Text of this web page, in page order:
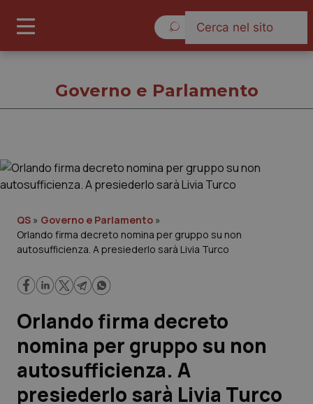
Governo e Parlamento
Regioni e Asl
Lavoro e Professioni
Scienza e Farmaci
Studi e Analisi
Governo e Parlamento
QS » Governo e Parlamento »
Orlando firma decreto nomina per gruppo su non
autosufficienza. A presiederlo sarà Livia Turco
Orlando firma decreto
nomina per gruppo su non
autosufficienza. A
presiederlo sarà Livia Turco